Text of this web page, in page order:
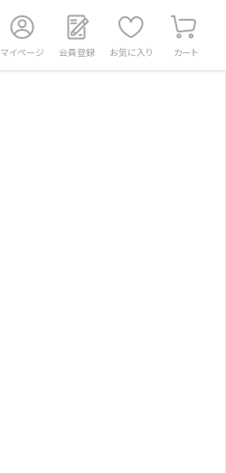
マイページ 会員登録 お気に入り カート